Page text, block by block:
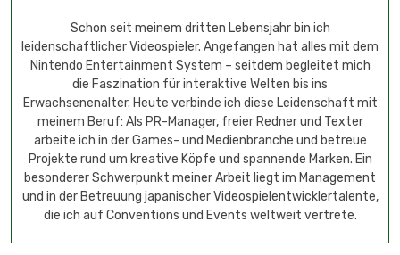
Schon seit meinem dritten Lebensjahr bin ich
leidenschaftlicher Videospieler. Angefangen hat alles mit dem
Nintendo Entertainment System – seitdem begleitet mich
die Faszination für interaktive Welten bis ins
Erwachsenenalter. Heute verbinde ich diese Leidenschaft mit
meinem Beruf: Als PR-Manager, freier Redner und Texter
arbeite ich in der Games- und Medienbranche und betreue
Projekte rund um kreative Köpfe und spannende Marken. Ein
besonderer Schwerpunkt meiner Arbeit liegt im Management
und in der Betreuung japanischer Videospielentwicklertalente,
die ich auf Conventions und Events weltweit vertrete.